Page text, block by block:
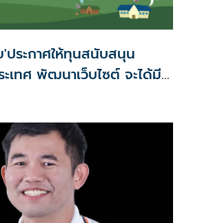
'ประกาศให้ทุนสนับสนุน
ะเทศ พัฒนาเว็บไซต์ จะได้มี